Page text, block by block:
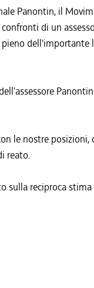
Panontin, il
di un
dell'importante
le nostre posizioni,
reato.
sulla reciproca